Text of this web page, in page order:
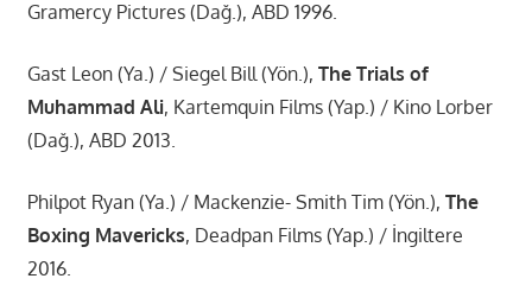
Gramercy Pictures (Dağ.), ABD 1996.
Gast Leon (Ya.) / Siegel Bill (Yön.), The Trials of
Muhammad Ali, Kartemquin Films (Yap.) / Kino Lorber
(Dağ.), ABD 2013.
Philpot Ryan (Ya.) / Mackenzie- Smith Tim (Yön.), The
Boxing Mavericks, Deadpan Films (Yap.) / İngiltere
2016.